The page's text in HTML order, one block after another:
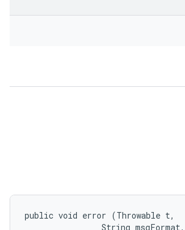
public void error (Throwable t,
                String msgFormat,